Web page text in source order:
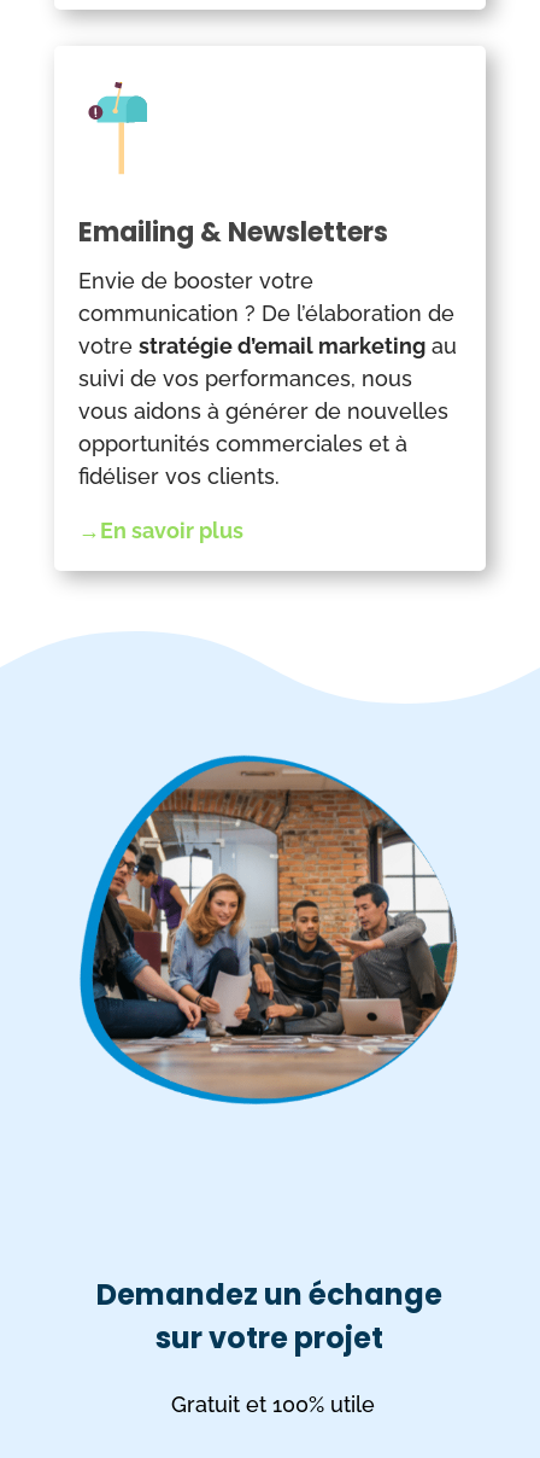
Emailing & Newsletters
Envie de booster votre
communication ? De l’élaboration de
votre stratégie d’email marketingau
suivi de vos performances, nous
vous aidons à générer de nouvelles
opportunités commerciales et à
fidéliser vos clients.
→En savoir plus
Demandez un échange
sur votre projet
Gratuit et 100% utile